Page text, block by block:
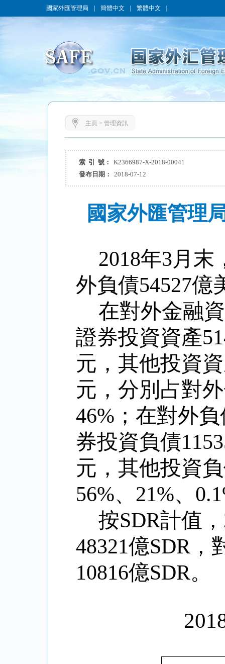
國家外匯管理局 簡體中文 繁體中文
主頁 > 管理資訊
索 引 號：
K2366987-X-2018-00041
發布日期：
2018-07-12
國家外匯管理
2018年3月末
外負債54527億
在對外金融
證券投資資產
元，其他投資
元，分別占對
46%；在對外
券投資負債
元，其他投資
56%、21%、
按SDR計值
48321億SDR，
10816億SDR。
2018年3